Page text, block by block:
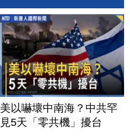
美以嚇壞中南海？中共罕
見5天「零共機」擾台